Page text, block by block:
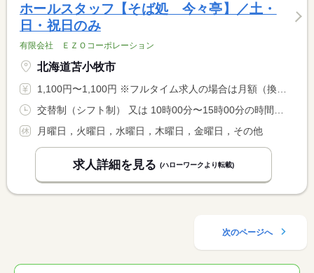
ホールスタッフ【そば処 今々亭】／土・
日・祝日のみ
有限会社 ＥＺＯコーポレーション
北海道苫小牧市
1,100円〜1,100円 ※フルタイム求人の場合は月額（換算額）、パート求人の場合は時間額を表示しています。
月曜日，火曜日，水曜日，木曜日，金曜日，その他
求人詳細を見る (ハローワークより転載)
次のページへ